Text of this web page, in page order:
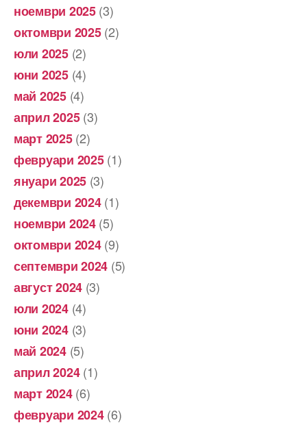
ноември 2025(3)
октомври 2025(2)
юли 2025(2)
юни 2025(4)
май 2025(4)
април 2025(3)
март 2025(2)
февруари 2025(1)
януари 2025 (3)
декември 2024(1)
ноември 2024(5)
октомври 2024(9)
септември 2024 (5)
август 2024 (3)
юли 2024(4)
юни 2024(3)
май 2024(5)
април 2024(1)
март 2024(6)
февруари 2024(6)